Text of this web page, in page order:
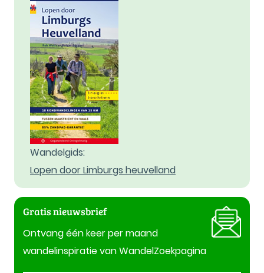
Wandelgids:
Lopen door Limburgs heuvelland
Gratis nieuwsbrief
Ontvang één keer per maand
wandelinspiratie van WandelZoekpagina